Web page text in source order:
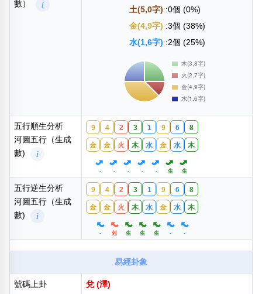
數） i
土(5,0字) :0個 (0%)
金(4,9字) :3個 (38%)
水(1,6字) :2個 (25%)
五行順生分析
河圖五行（生成
數)
i
9 4 2 3 1 9 6 8
金 金 火 木 水 金 水 木
- - - - - 生 生
五行逆生分析
河圖五行（生成
數)
i
9 4 2 3 1 9 6 8
金 金 火 木 水 金 水 木
- 剋 生 生 生 - -
易經卦象
號碼上卦 兌 (澤)